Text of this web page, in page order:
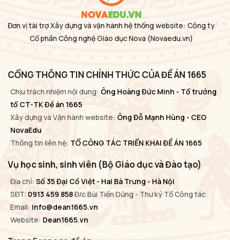
Đơn vị tài trợ Xây dựng và vận hành hệ thống website: Công ty
Cổ phần Công nghệ Giáo dục Nova (Novaedu.vn)
CỔNG THÔNG TIN CHÍNH THỨC CỦA ĐỀ ÁN 1665
Chịu trách nhiệm nội dung: Ông Hoàng Đức Minh - Tổ trưởng
tổ CT-TK Đề án 1665
Xây dựng và Vận hành website: Ông Đỗ Mạnh Hùng - CEO
NovaEdu
Thông tin liên hệ: TỔ CÔNG TÁC TRIỂN KHAI ĐỀ ÁN 1665
Vụ học sinh, sinh viên (Bộ Giáo dục và Đào tạo)
Địa chỉ: Số 35 Đại Cồ Việt - Hai Bà Trưng - Hà Nội
SĐT: 0913 459 858Đ/c Bùi Tiến Dũng - Thư ký Tổ Công tác
Email: info@dean1665.vn
Website: Dean1665.vn